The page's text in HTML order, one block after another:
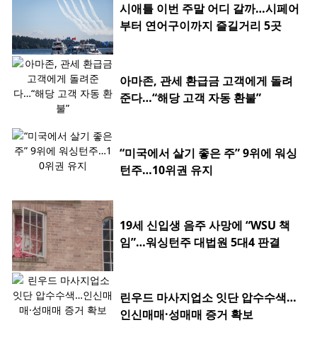
시애틀 이번 주말 어디 갈까…시페어
부터 연어구이까지 즐길거리 5곳
아마존, 관세 환급금 고객에게 돌려
준다…“해당 고객 자동 환불”
“미국에서 살기 좋은 주” 9위에 워싱
턴주…10위권 유지
19세 신입생 음주 사망에 “WSU 책
임”…워싱턴주 대법원 5대4 판결
린우드 마사지업소 잇단 압수수색…
인신매매·성매매 증거 확보